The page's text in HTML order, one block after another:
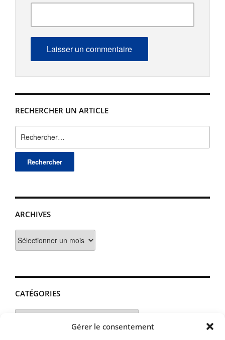
Gérer le consentement
RECHERCHER UN ARTICLE
ARCHIVES
CATÉGORIES
Catégories